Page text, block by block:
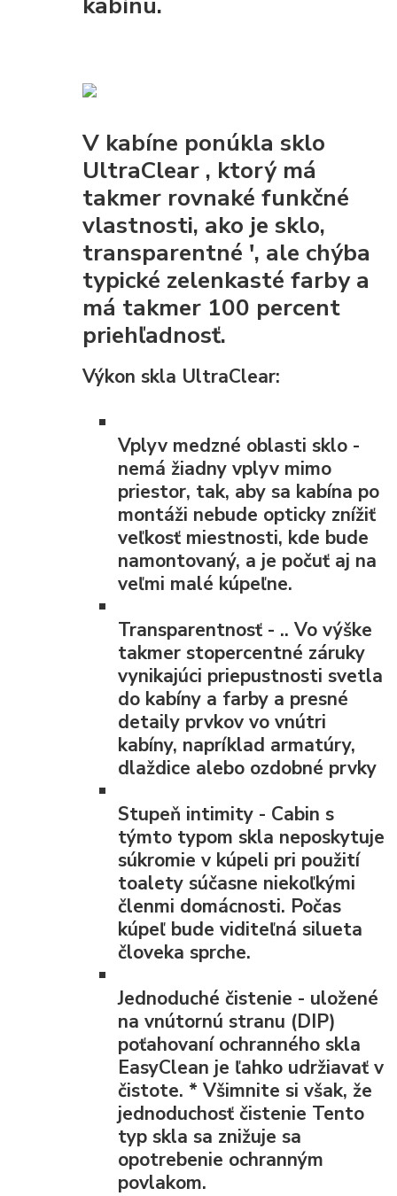
V kabíne ponúklasklo
UltraClear , ktorý má
takmer rovnaké funkčné
vlastnosti, ako je sklo,
transparentné ', ale chýba
typické zelenkasté farby a
má takmer 100 percent
priehľadnosť.
Výkon skla UltraClear:
Vplyv medzné oblastisklo -
nemá žiadny vplyv mimo
priestor, tak, aby sa kabína po
montáži nebude opticky znížiť
veľkosť miestnosti, kde bude
namontovaný, a je počuť aj na
veľmi malé kúpeľne.
Transparentnosť - .. Vo výške
takmer stopercentné záruky
vynikajúci priepustnosti svetla
do kabíny a farby a presné
detaily prvkov vo vnútri
kabíny, napríklad armatúry,
dlaždice alebo ozdobné prvky
Stupeň intimity - Cabin s
týmto typom skla neposkytuje
súkromie v kúpeli pri použití
toalety súčasne niekoľkými
členmi domácnosti. Počas
kúpeľ bude viditeľná silueta
človeka sprche.
Jednoduché čistenie - uložené
na vnútornú stranu (DIP)
poťahovaní ochranného skla
EasyClean je ľahko udržiavať v
čistote. *Všimnite si však, že
jednoduchosť čistenie Tento
typ skla sa znižuje sa
opotrebenie ochranným
povlakom.